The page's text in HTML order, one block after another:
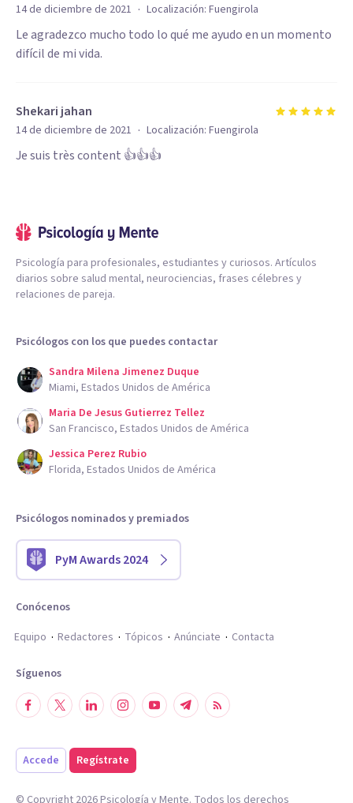
14 de diciembre de 2021 · Localización: Fuengirola
Le agradezco mucho todo lo qué me ayudo en un momento
difícil de mi vida.
Shekari jahan
14 de diciembre de 2021 · Localización: Fuengirola
Je suis très content 👍👍👍
Psicología para profesionales, estudiantes y curiosos. Artículos
diarios sobre salud mental, neurociencias, frases célebres y
relaciones de pareja.
Psicólogos con los que puedes contactar
Sandra Milena Jimenez Duque
Miami, Estados Unidos de América
Maria De Jesus Gutierrez Tellez
San Francisco, Estados Unidos de América
Jessica Perez Rubio
Florida, Estados Unidos de América
Psicólogos nominados y premiados
PyM Awards 2024
Conócenos
Equipo
Redactores Tópicos Anúnciate Contacta
Síguenos
Accede Regístrate
© Copyright 2026Psicología y Mente. Todos los derechos